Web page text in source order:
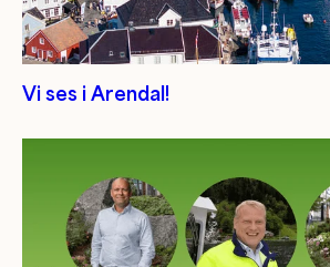
Vi ses i Arendal!